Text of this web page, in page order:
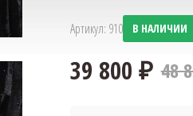
Артикул: 910 В НАЛИЧИИ
48